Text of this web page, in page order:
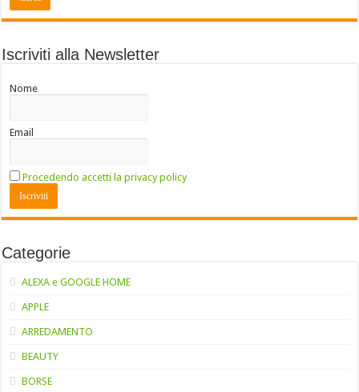
Iscriviti alla Newsletter
Nome
Email
Procedendo accetti la privacy policy
Categorie
ALEXA e GOOGLE HOME
APPLE
ARREDAMENTO
BEAUTY
BORSE